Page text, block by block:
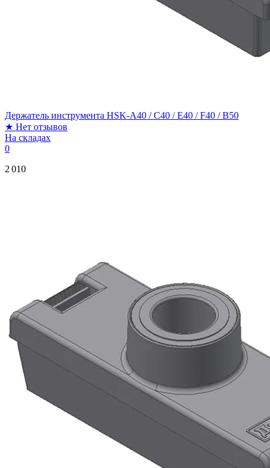
Держатель инструмента HSK-A40 / C40 / E40 / F40 / B50
★ Нет отзывов
На складах
0
2 010